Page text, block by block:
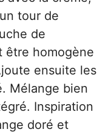
tour de
de
être homogène
ensuite les
Mélange bien
Inspiration
doré et